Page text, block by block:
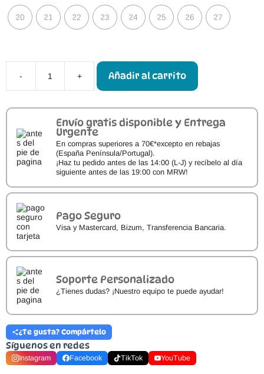
20 21 22 23 24 25 26 27
-
Calzado
Respetuoso
Leo
Cuero
cantidad
+ Añadir al carrito
Envío gratis disponible y Entrega
Urgente
En compras superiores a 70€*excepto en rebajas
(España Península/Portugal).
¡Haz tu pedido antes de las 14:00 (L-J) y recíbelo al día
siguiente antes de las 19:00 con MRW!
Pago Seguro
Visa y Mastercard, Bizum, Transferencia Bancaria.
Soporte Personalizado
¿Tienes dudas? ¡Nuestro equipo te puede ayudar!
¿Te gusta? Compártelo
Síguenos en redes
Instagram Facebook TikTok YouTube